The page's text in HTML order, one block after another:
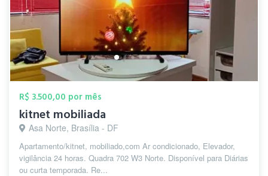
R$ 3.500,00 por mês
kitnet mobiliada
Asa Norte, Brasília - DF
Apartamento/kitnet, mobiliado,com Ar condicionado, Elevador,
vigilância 24 horas. Quadra 702 W3 Norte. Disponível para Diárias
ou curta temporada. Re...